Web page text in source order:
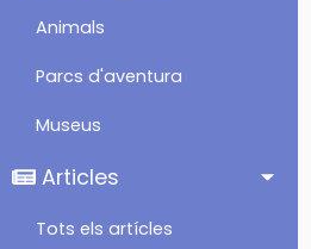
Animals
Parcs d'aventura
Museus
Articles
Tots els artícles